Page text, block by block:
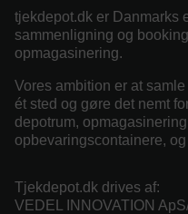
tjekdepot.dk er Danmarks
sammenligning og
opmagasinering.
Vores ambition er at
ét sted og gøre det nemt
depotrum,
opbevaringscontainere,
Tjekdepot.dk drives af:
VEDEL INNOVATION